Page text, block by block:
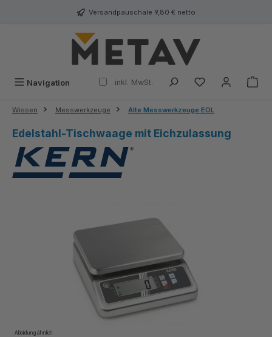
Versandpauschale 9,80 € netto
Navigation inkl. MwSt.
Wissen Messwerkzeuge Alte Messwerkzeuge EOL
Edelstahl-Tischwaage mit Eichzulassung
Abbildung ähnlich